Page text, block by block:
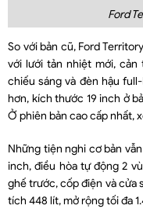
Ford
So với bản cũ, Ford
với lưới tản nhiệt mới,
chiếu sáng và đèn hậu
hơn, kích thước 19 inch ở
Ở phiên bản cao cấp nhất,
Những tiện nghi cơ bản
inch, điều hòa tự động 2
ghế trước, cốp điện và cửa
tích 448 lít, mở rộng tối đa